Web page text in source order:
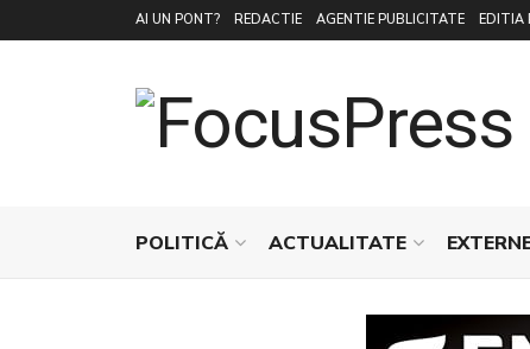
AI UN PONT? REDACTIE AGENTIE PUBLICITATE EDITIA
POLITICĂ ACTUALITATE